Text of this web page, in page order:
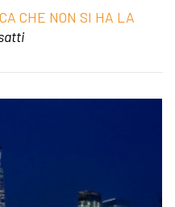
CHE NON SI HA LA